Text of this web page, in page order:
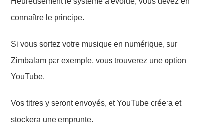
connaître le principe.
Si vous sortez votre musique en numérique, sur
Zimbalam par exemple, vous trouverez une option
YouTube.
Vos titres y seront envoyés, et YouTube créera et
stockera une emprunte.